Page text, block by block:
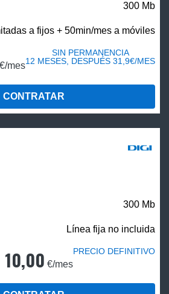
300 Mb
a fijos + 50min/mes a móviles
€/mes
SIN PERMANENCIA
12 MESES, DESPUÉS 31,9€/MES
CONTRATAR
300 Mb
Línea fija no incluida
10,00 €/mes
PRECIO DEFINITIVO